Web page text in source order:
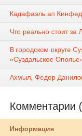
Кадафаэль ап
Что реально стоит
В городском округе
«Суздальское
Ахмыл, Федор
Комментарии
Информация